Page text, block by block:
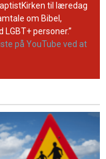
til læredag
om Bibel,
personer.”
på YouTube ved at